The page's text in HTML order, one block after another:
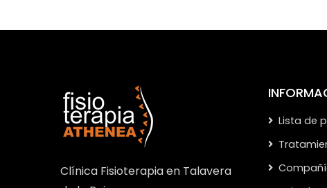
Clínica Fisioterapia en Talavera
Lista de